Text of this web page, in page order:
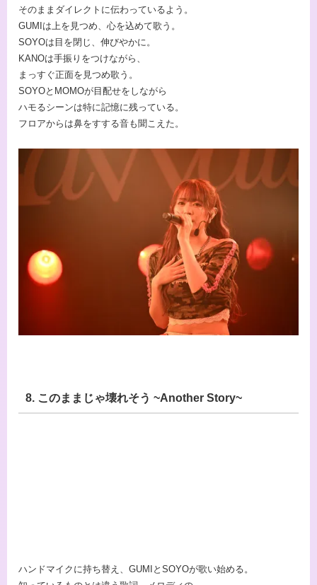
そのままダイレクトに伝わっているよう。
GUMIは上を見つめ、心を込めて歌う。
SOYOは目を閉じ、伸びやかに。
KANOは手振りをつけながら、
まっすぐ正面を見つめ歌う。
SOYOとMOMOが目配せをしながら
ハモるシーンは特に記憶に残っている。
フロアからは鼻をすする音も聞こえた。
8. このままじゃ壊れそう ~Another Story~
ハンドマイクに持ち替え、GUMIとSOYOが歌い始める。